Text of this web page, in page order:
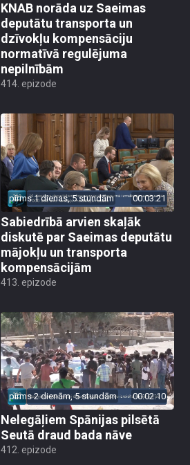
KNAB norāda uz Saeimas
deputātu transporta un
dzīvokļu kompensāciju
normatīvā regulējuma
nepilnībām
414. epizode
pirms 1 dienas, 5 stundām 00:03:21
Sabiedrībā arvien skaļāk
diskutē par Saeimas deputātu
mājokļu un transporta
kompensācijām
413. epizode
pirms 2 dienām, 5 stundām 00:02:10
Nelegāļiem Spānijas pilsētā
Seutā draud bada nāve
412. epizode